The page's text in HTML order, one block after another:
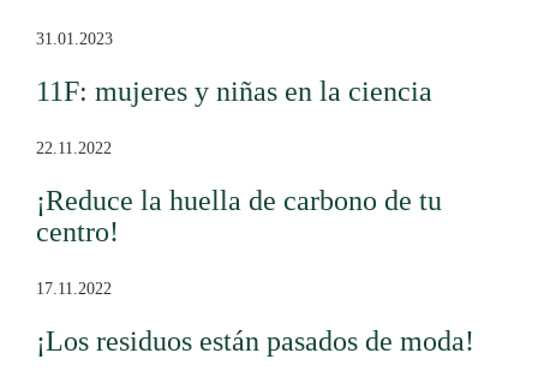
31.01.2023
11F: mujeres y niñas en la ciencia
22.11.2022
¡Reduce la huella de carbono de tu
centro!
17.11.2022
¡Los residuos están pasados de moda!